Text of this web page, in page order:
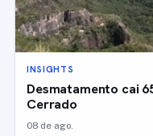
INSIGHTS
Desmatamento cai
Cerrado
08 de ago.